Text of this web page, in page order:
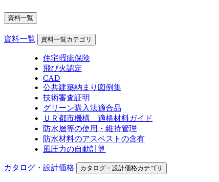
資料一覧
資料一覧 資料一覧カテゴリ
住宅瑕疵保険
飛び火認定
CAD
公共建築納まり図例集
技術審査証明
グリーン購入法適合品
ＵＲ都市機構 適格材料ガイド
防水層等の使用・維持管理
防水材料のアスベストの含有
風圧力の自動計算
カタログ・設計価格 カタログ・設計価格カテゴリ